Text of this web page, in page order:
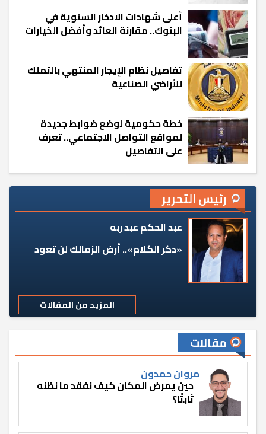
أعلى شهادات الادخار السنوية في
البنوك.. مقارنة العائد وأفضل الخيارات
تفاصيل نظام الإيجار المنتهي بالتملك
للأراضي الصناعية
خطة حكومية لوضع ضوابط جديدة
لمواقع التواصل الاجتماعي.. تعرف
على التفاصيل
رئيس التحرير
عبد الحكم عبد ربه
«دكر الكلام».. أرض الزمالك لن تعود
المزيد من المقالات
مقالات
مروان حمدون
حين يمرض المكان كيف نفقد ما نظنه
ثابتًا؟